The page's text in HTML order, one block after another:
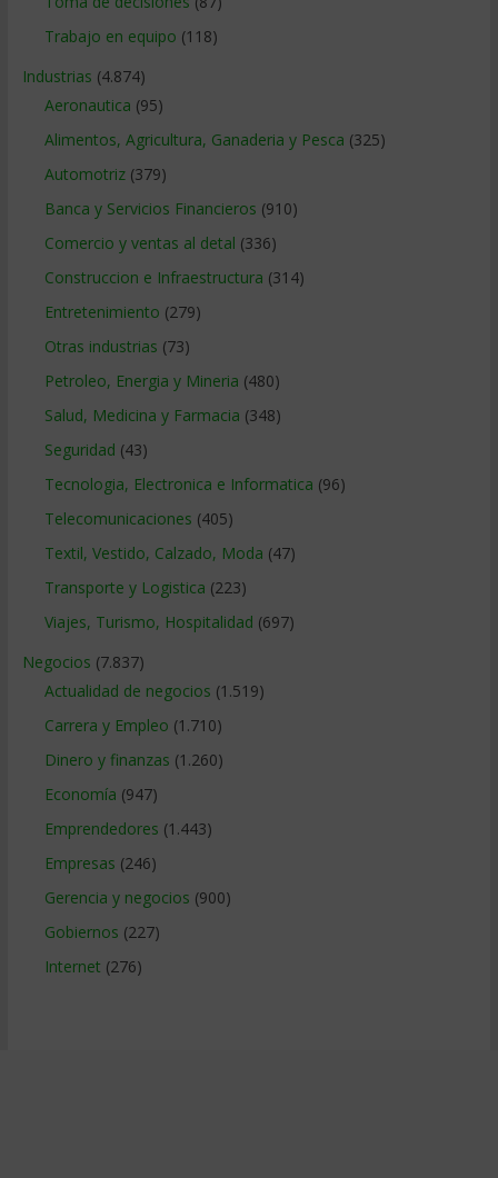
Trabajo en equipo (118)
Industrias (4.874)
Aeronautica (95)
Alimentos, Agricultura, Ganaderia y Pesca (325)
Automotriz(379)
Banca y Servicios Financieros (910)
Comercio y ventas al detal (336)
Construccion e Infraestructura (314)
Entretenimiento (279)
Otras industrias (73)
Petroleo, Energia y Mineria (480)
Salud, Medicina y Farmacia (348)
Seguridad (43)
Tecnologia, Electronica e Informatica (96)
Telecomunicaciones (405)
Textil, Vestido, Calzado, Moda (47)
Transporte y Logistica (223)
Viajes, Turismo, Hospitalidad (697)
Negocios (7.837)
Actualidad de negocios (1.519)
Carrera y Empleo (1.710)
Dinero y finanzas (1.260)
Economía (947)
Emprendedores (1.443)
Empresas (246)
Gerencia y negocios (900)
Gobiernos (227)
Internet (276)